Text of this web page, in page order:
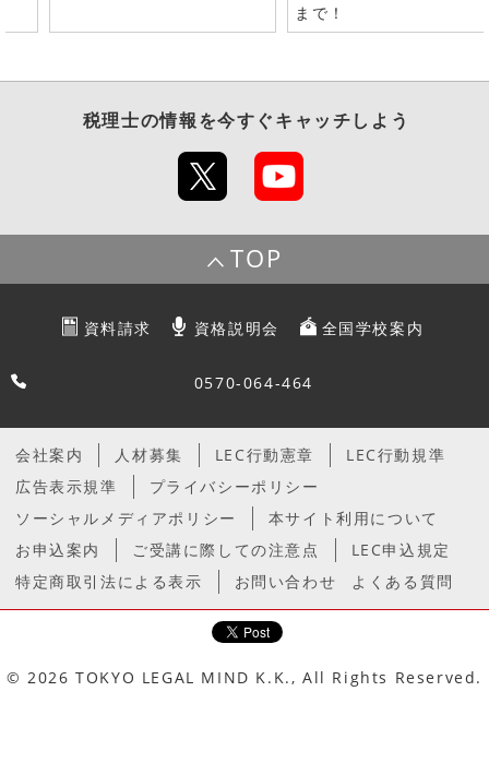
まで！
税理士の情報を今すぐキャッチしよう
TOP
資料請求 資格説明会 全国学校案内
0570-064-464
会社案内 人材募集 LEC行動憲章
LEC行動規準
広告表示規準
プライバシーポリシー
ソーシャルメディアポリシー
本サイト利用について
お申込案内
ご受講に際しての注意点
LEC申込規定
特定商取引法による表示
お問い合わせ よくある質問
© 2026 TOKYO LEGAL MIND K.K., All Rights Reserved.